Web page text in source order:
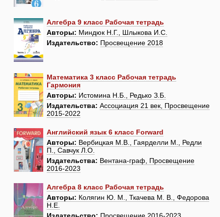
Алгебра 9 класс Рабочая тетрадь
Авторы: Миндюк Н.Г., Шлыкова И.С.
Издательство: Просвещение 2018
Математика 3 класс Рабочая тетрадь
Гармония
Авторы: Истомина Н.Б., Редько З.Б.
Издательства: Ассоциация 21 век, Просвещение
2015-2022
Английский язык 6 класс Forward
Авторы: Вербицкая М.В., Гаярделли М., Редли
П., Савчук Л.О.
Издательства: Вентана-граф, Просвещение
2016-2023
Алгебра 8 класс Рабочая тетрадь
Авторы: Колягин Ю. М., Ткачева М. В., Федорова
Н.Е.